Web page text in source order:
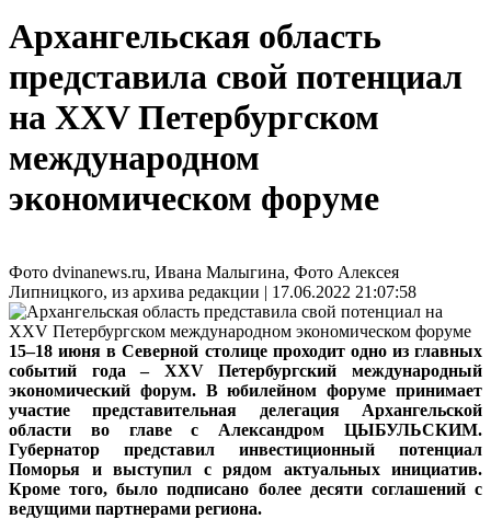
Архангельская область
представила свой потенциал
на XXV Петербургском
международном
экономическом форуме
Фото dvinanews.ru, Ивана Малыгина, Фото Алексея
Липницкого, из архива редакции | 17.06.2022 21:07:58
15–18 июня в Северной столице проходит одно из главных
событий года – XXV Петербургский международный
экономический форум. В юбилейном форуме принимает
участие представительная делегация Архангельской
области во главе с Александром ЦЫБУЛЬСКИМ.
Губернатор представил инвестиционный потенциал
Поморья и выступил с рядом актуальных инициатив.
Кроме того, было подписано более десяти соглашений с
ведущими партнерами региона.